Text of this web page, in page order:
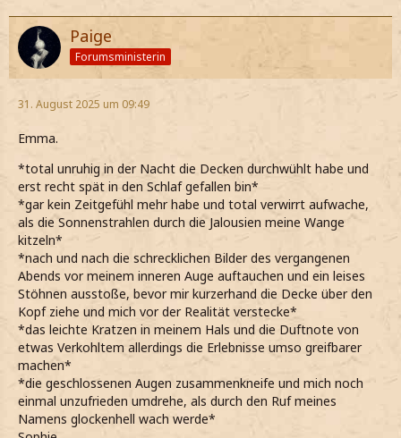
Paige
Forumsministerin
31. August 2025 um 09:49
Emma.
*total unruhig in der Nacht die Decken durchwühlt habe und
erst recht spät in den Schlaf gefallen bin*
*gar kein Zeitgefühl mehr habe und total verwirrt aufwache,
als die Sonnenstrahlen durch die Jalousien meine Wange
kitzeln*
*nach und nach die schrecklichen Bilder des vergangenen
Abends vor meinem inneren Auge auftauchen und ein leises
Stöhnen ausstoße, bevor mir kurzerhand die Decke über den
Kopf ziehe und mich vor der Realität verstecke*
*das leichte Kratzen in meinem Hals und die Duftnote von
etwas Verkohltem allerdings die Erlebnisse umso greifbarer
machen*
*die geschlossenen Augen zusammenkneife und mich noch
einmal unzufrieden umdrehe, als durch den Ruf meines
Namens glockenhell wach werde*